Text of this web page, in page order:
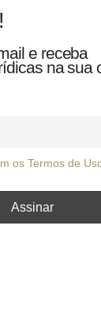
e receba
na sua
os Termos de